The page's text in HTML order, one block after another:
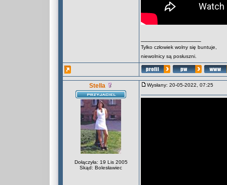
Tylko człowiek wolny się buntuje,
niewolnicy są posłuszni.
Stella
Dołączyła: 19 Lis 2005
Skąd: Bolesławiec
Wysłany: 20-05-2022, 07:25